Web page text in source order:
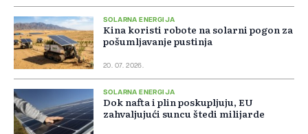
SOLARNA ENERGIJA
Kina koristi robote na solarni pogon za
pošumljavanje pustinja
20. 07. 2026.
SOLARNA ENERGIJA
Dok nafta i plin poskupljuju, EU
zahvaljujući suncu štedi milijarde